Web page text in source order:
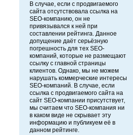
В случае, если с продвигаемого
сайта отсутствовала ссылка на
SEO-компанию, он не
привязывался к ней при
составлении рейтинга. Данное
допущение даёт серьёзную
погрешность для тех SEO-
компаний, которые не размещают
ссылку с главной страницы
клиентов. Однако, мы не можем
нарушать коммерческие интересы
SEO-компаний. В случае, если
ссылка с продвигаемого сайта на
сайт SEO-компании присутствует,
мы считаем что SEO-компания ни
в каком виде не скрывает эту
информацию и публикуем её в
данном рейтинге.